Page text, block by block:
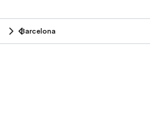
Barcelona